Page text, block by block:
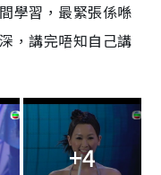
學習，最緊張係喺
，講完唔知自己講
+4